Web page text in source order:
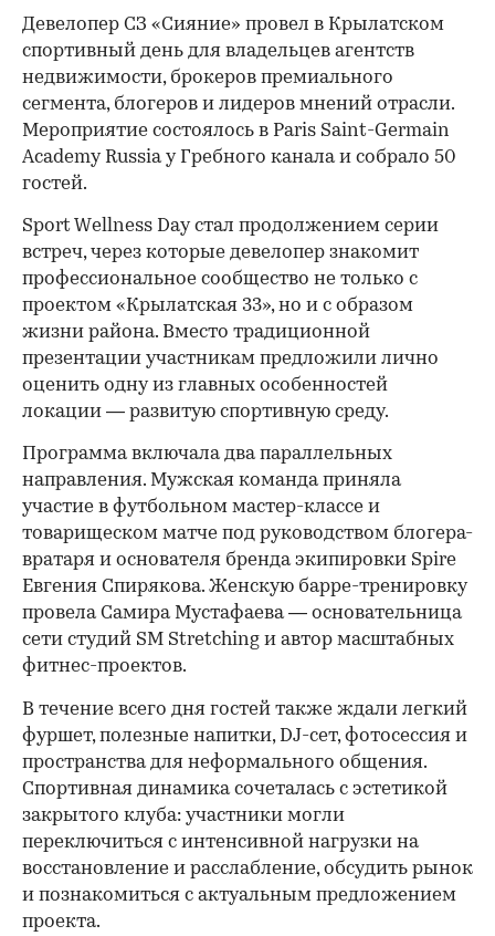
Девелопер СЗ «Сияние» провел в Крылатском
спортивный день для владельцев агентств
недвижимости, брокеров премиального
сегмента, блогеров и лидеров мнений отрасли.
Мероприятие состоялось в Paris Saint-Germain
Academy Russia у Гребного канала и собрало 50
гостей.
Sport Wellness Day стал продолжением серии
встреч, через которые девелопер знакомит
профессиональное сообщество не только с
проектом «Крылатская 33», но и с образом
жизни района. Вместо традиционной
презентации участникам предложили лично
оценить одну из главных особенностей
локации — развитую спортивную среду.
Программа включала два параллельных
направления. Мужская команда приняла
участие в футбольном мастер-классе и
товарищеском матче под руководством блогера-
вратаря и основателя бренда экипировки Spire
Евгения Спирякова. Женскую барре-тренировку
провела Самира Мустафаева — основательница
сети студий SM Stretching и автор масштабных
фитнес-проектов.
В течение всего дня гостей также ждали легкий
фуршет, полезные напитки, DJ-сет, фотосессия и
пространства для неформального общения.
Спортивная динамика сочеталась с эстетикой
закрытого клуба: участники могли
переключиться с интенсивной нагрузки на
восстановление и расслабление, обсудить рынок
и познакомиться с актуальным предложением
проекта.